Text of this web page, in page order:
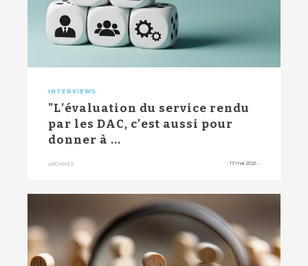
INTERVIEWS
"L’évaluation du service rendu
par les DAC, c’est aussi pour
donner à ...
ABONNÉS - 17 mai 2026 -